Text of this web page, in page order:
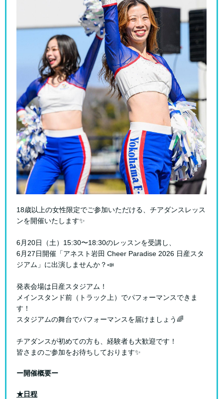
18歳以上の女性限定でご参加いただける、チアダンスレッス
ンを開催いたします✨
6月20日（土）15:30〜18:30のレッスンを受講し、
6月27日開催「アネスト岩田 Cheer Paradise 2026 日産スタ
ジアム」に出演しませんか？📣
発表会場は日産スタジアム！
メインスタンド前（トラック上）でパフォーマンスできま
す！
スタジアムの舞台でパフォーマンスを届けましょう🌈
チアダンスが初めての方も、経験者も大歓迎です！
皆さまのご参加をお待ちしております✨
ー開催概要ー
★日程